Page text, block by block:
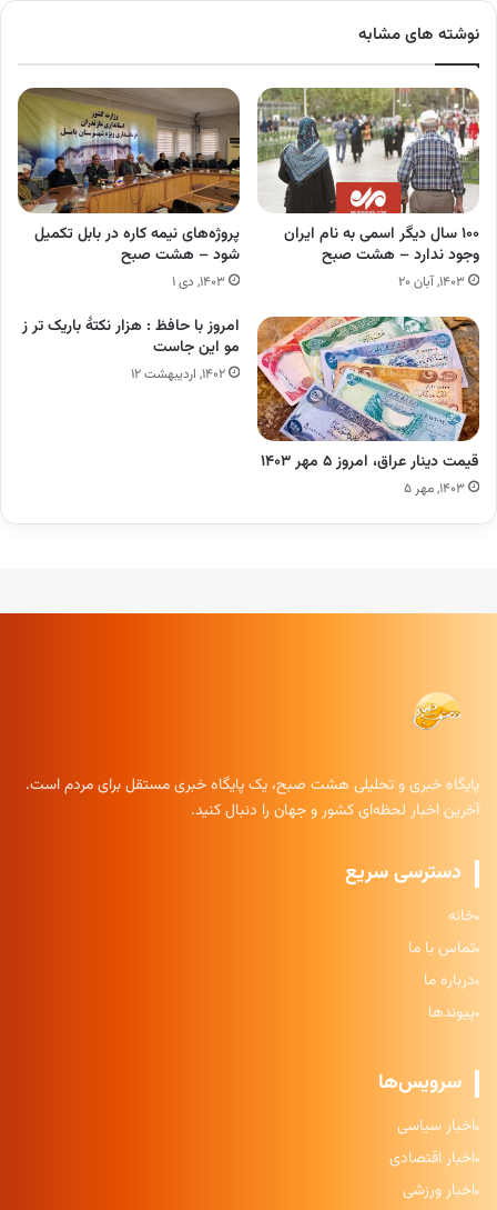
نوشته های مشابه
۱۰۰ سال دیگر اسمی به نام ایران
وجود ندارد – هشت صبح
۱۴۰۳, آبان ۲۰
پروژه‌های نیمه کاره در بابل تکمیل
شود – هشت صبح
۱۴۰۳, دی ۱
قیمت دینار عراق، امروز ۵ مهر ۱۴۰۳
۱۴۰۳, مهر ۵
امروز با حافظ : هزار نکتهٔ باریک تر ز
مو این جاست
۱۴۰۲, اردیبهشت ۱۲
پایگاه خبری و تحلیلی هشت صبح، یک پایگاه خبری مستقل برای مردم است.
آخرین اخبار لحظه‌ای کشور و جهان را دنبال کنید.
دسترسی سریع
خانه
تماس با ما
درباره ما
پیوندها
سرویس‌ها
اخبار سیاسی
اخبار اقتصادی
اخبار ورزشی